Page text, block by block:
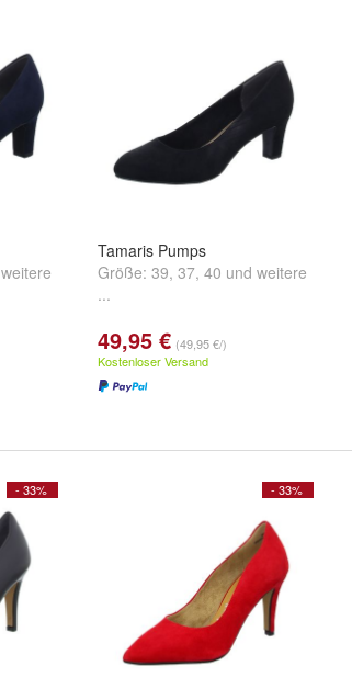
weitere
Tamaris Pumps
Größe: 39, 37, 40 und weitere
...
49,95 € (49,95 €/)
Kostenloser Versand
- 33% - 33%